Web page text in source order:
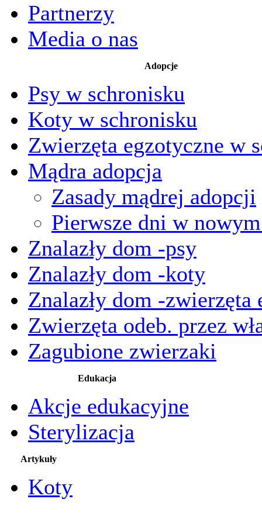
Partnerzy
Media o nas
Adopcje
Psy w schronisku
Koty w schronisku
Zwierzęta egzotyczne w
Mądra adopcja
Zasady mądrej adopcji
Pierwsze dni w
Znalazły dom -psy
Znalazły dom -koty
Znalazły dom -zwierzęta
Zwierzęta odeb. przez
Zagubione zwierzaki
Edukacja
Akcje edukacyjne
Sterylizacja
Artykuły
Koty